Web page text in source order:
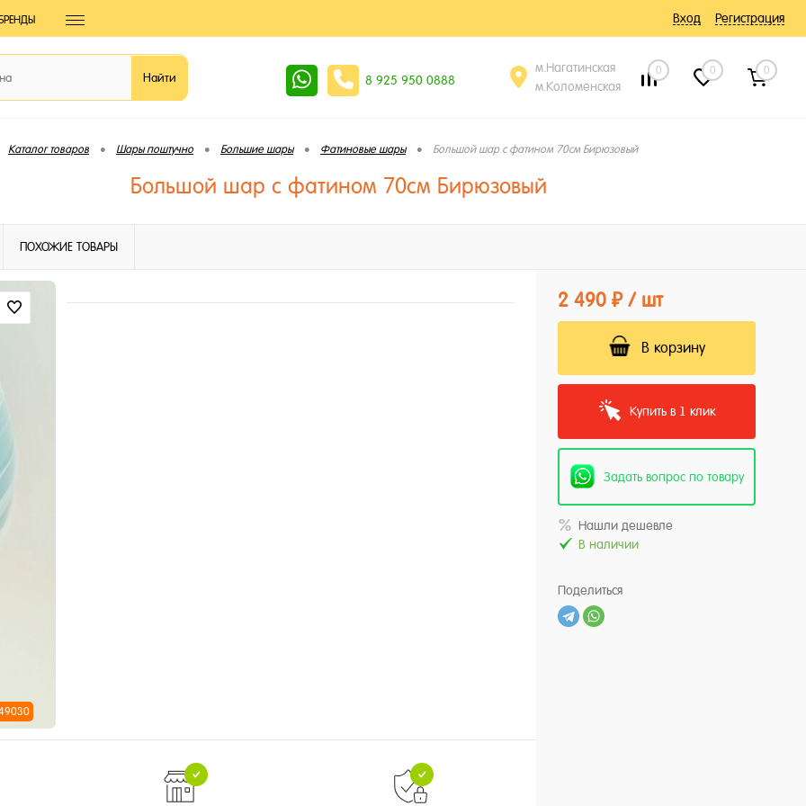
Вход Регистрация
8 925 950 0888
м.Нагатинская
м.Коломенская
0 0 0
Каталог товаров • Шары поштучно • Большие шары • Фатиновые шары • Большой шар с фатином 70см Бирюзовый
Большой шар с фатином 70см Бирюзовый
ПОХОЖИЕ ТОВАРЫ
2 490 ₽ / шт
В корзину
Купить в 1 клик
Задать вопрос по товару
Нашли дешевле
В наличии
Поделиться